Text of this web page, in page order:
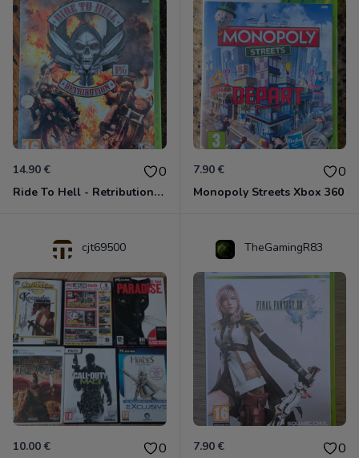
14.90 € 0
Ride To Hell - Retribution Xbox 360
7.90 € 0
Monopoly Streets Xbox 360
cjt69500
10.00 € 0
TheGamingR83
7.90 € 0